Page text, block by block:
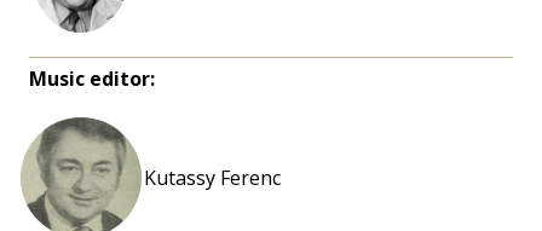
Music editor:
Kutassy Ferenc